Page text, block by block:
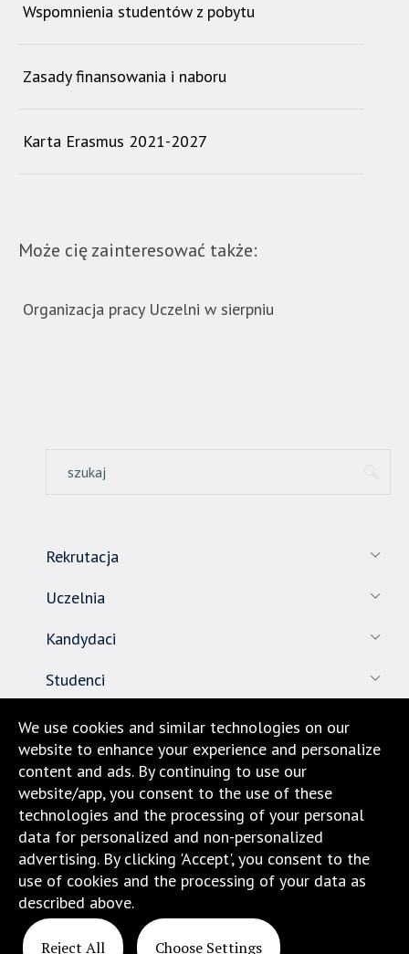
Wspomnienia studentów z pobytu
Zasady finansowania i naboru
Karta Erasmus 2021-2027
Może cię zainteresować także:
Organizacja pracy Uczelni w sierpniu
Rekrutacja
Uczelnia
Kandydaci
Studenci
Pracownicy
Nauka
Biuro karier
Kontakt
Dojazd i lokalizacja
We use cookies and similar technologies on our
website to enhance your experience and personalize
content and ads. By continuing to use our
website/app, you consent to the use of these
technologies and the processing of your personal
data for personalized and non-personalized
advertising. By clicking 'Accept', you consent to the
use of cookies and the processing of your data as
described above.
Reject All Choose Settings